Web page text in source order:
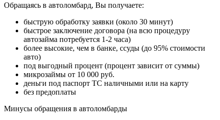
Обращаясь в автоломбард, Вы получаете:
быструю обработку заявки (около 30 минут)
быстрое заключение договора (на всю процедуру
автозайма потребуется 1-2 часа)
более высокие, чем в банке, ссуды (до 95% стоимости
авто)
под выгодный процент (процент зависит от суммы)
микрозаймы от 10 000 руб.
деньги под паспорт ТС наличными или на карту
без предоплаты
Минусы обращения в автоломбарды